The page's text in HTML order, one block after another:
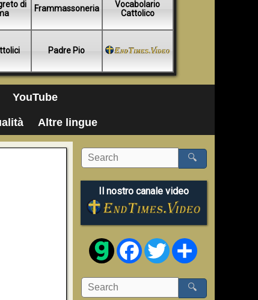
di
Frammassoneria
Vocabolario
Cattolico
Padre Pio
YouTube
Altre lingue
🔍
Il nostro canale video
FacebookTwitter
🔍